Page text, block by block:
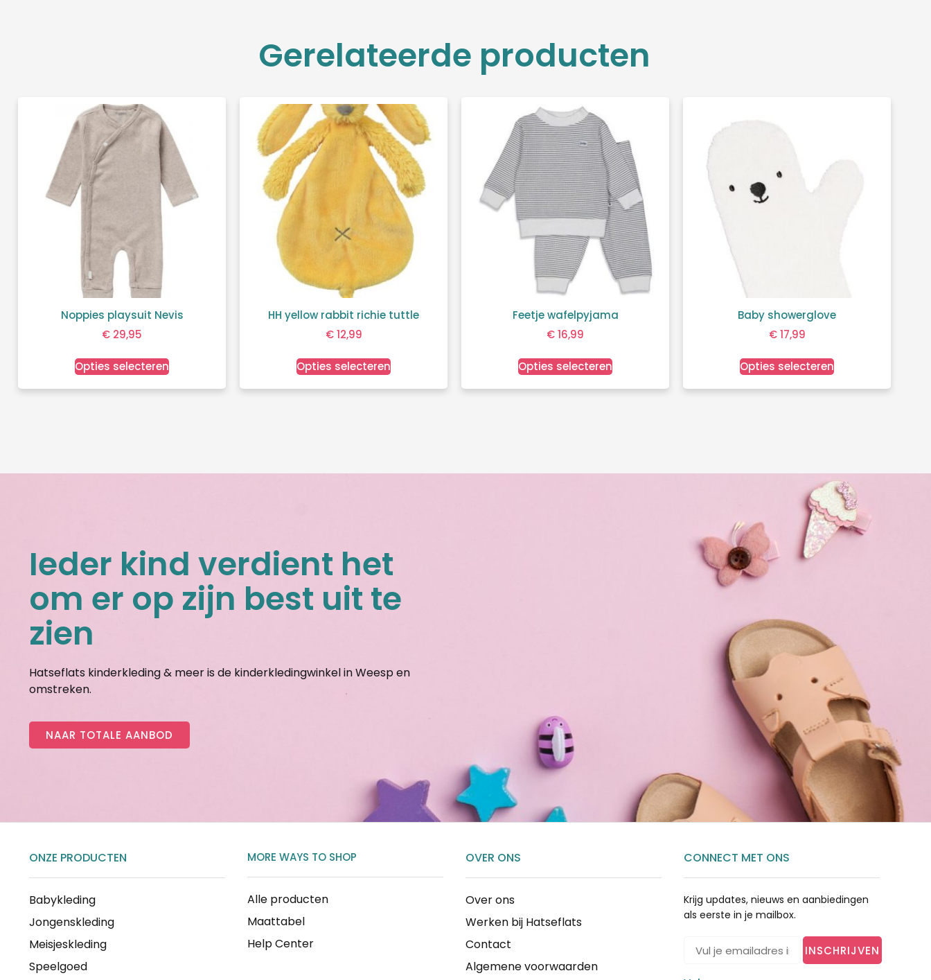
Gerelateerde producten
Noppies playsuit Nevis
€ 29,95
Opties selecteren
HH yellow rabbit richie tuttle
€12,99
Opties selecteren
Feetje wafelpyjama
€16,99
Opties selecteren
Baby showerglove
€17,99
Opties selecteren
Ieder kind verdient het
om er op zijn best uit te
zien
Hatseflats kinderkleding & meer is de kinderkledingwinkel in Weesp en
omstreken.
NAAR TOTALE AANBOD
ONZE PRODUCTEN
Babykleding
Jongenskleding
Meisjeskleding
Speelgoed
MORE WAYS TO SHOP
Alle producten
Maattabel
Help Center
OVER ONS
Over ons
Werken bij Hatseflats
Contact
Algemene voorwaarden
CONNECT MET ONS
Krijg updates, nieuws en aanbiedingen
als eerste in je mailbox.
INSCHRIJVEN